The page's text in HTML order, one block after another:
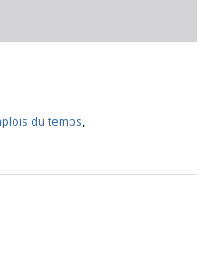
du temps,